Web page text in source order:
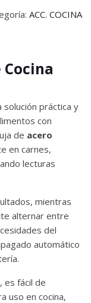
ACC. COCINA
solución práctica y
con
de acero
en carnes,
lecturas
mientras
alternar entre
del
automático
es fácil de
uso en cocina,